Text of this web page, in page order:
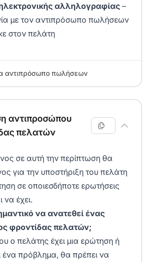
αλληλογραφίας –
με τον αντιπρόσωπο πωλήσεων
στον πελάτη
αντιπρόσωπο πωλήσεων
αντιπροσώπου
πελατών
σε αυτή την περίπτωση θα
για την υποστήριξη του πελάτη
σε οποιεσδήποτε ερωτήσεις
να έχει.
να ανατεθεί ένας
φροντίδας πελατών;
ο πελάτης έχει μια ερώτηση ή
ένα πρόβλημα, θα πρέπει να